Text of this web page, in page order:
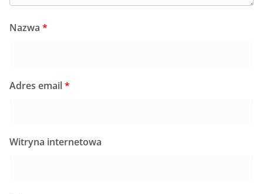
Nazwa *
Adres email*
Witryna internetowa